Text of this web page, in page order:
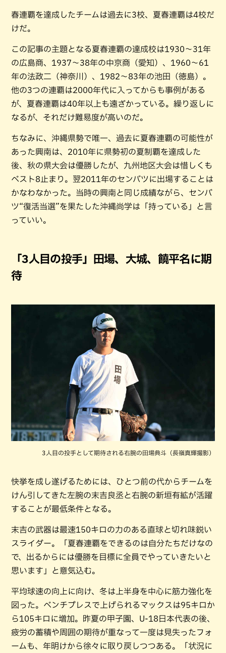
春連覇を達成したチームは過去に3校、夏春連覇は4校だ
けだ。
この記事の主題となる夏春連覇の達成校は1930〜31年
の広島商、1937〜38年の中京商（愛知）、1960〜61
年の法政二（神奈川）、1982〜83年の池田（徳島）。
他の3つの連覇は2000年代に入ってからも事例がある
が、夏春連覇は40年以上も遠ざかっている。繰り返しに
なるが、それだけ難易度が高いのだ。
ちなみに、沖縄県勢で唯一、過去に夏春連覇の可能性が
あった興南は、2010年に県勢初の夏制覇を達成した
後、秋の県大会は優勝したが、九州地区大会は惜しくも
ベスト8止まり。翌2011年のセンバツに出場することは
かなわなかった。当時の興南と同じ成績ながら、センバ
ツ“復活当選”を果たした沖縄尚学は「持っている」と言
っていい。
「3人目の投手」田場、大城、饒平名に期
待
3人目の投手として期待される右腕の田場典斗（長嶺真輝撮影）
快挙を成し遂げるためには、ひとつ前の代からチームを
けん引してきた左腕の末吉良丞と右腕の新垣有絋が活躍
することが最低条件となる。
末吉の武器は最速150キロの力のある直球と切れ味鋭い
スライダー。「夏春連覇をできるのは自分たちだけなの
で、出るからには優勝を目標に全員でやっていきたいと
思います」と意気込む。
平均球速の向上に向け、冬は上半身を中心に筋力強化を
図った。ベンチプレスで上げられるマックスは95キロか
ら105キロに増加。昨夏の甲子園、U-18日本代表の後、
疲労の蓄積や周囲の期待が重なって一度は見失ったフォ
ームも、年明けから徐々に取り戻しつつある。「状況に